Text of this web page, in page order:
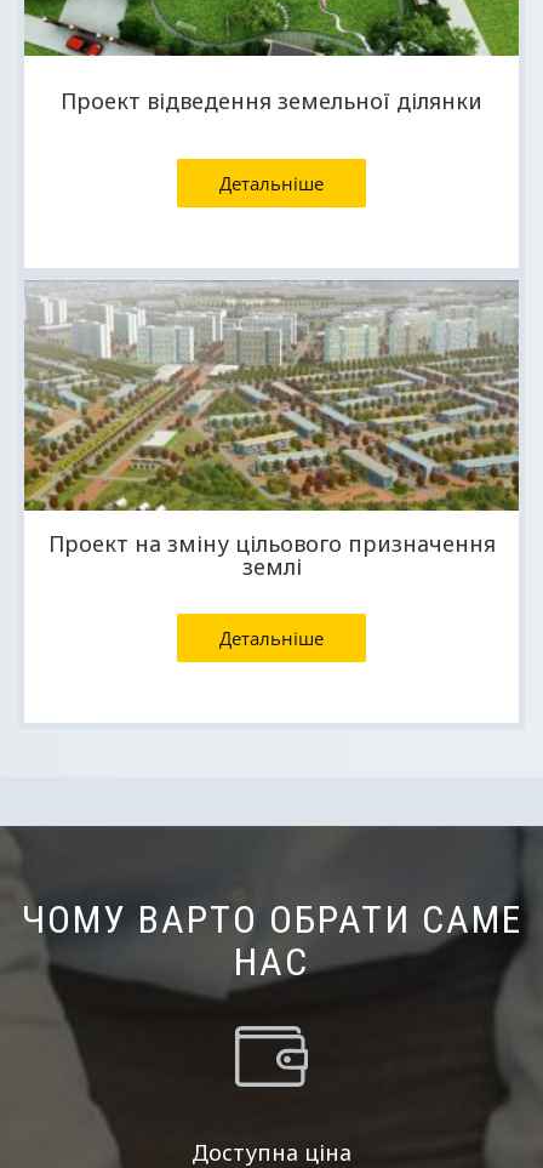
Проект відведення земельної ділянки
Детальніше
Проект на зміну цільового призначення
землі
Детальніше
ЧОМУ ВАРТО ОБРАТИ САМЕ
НАС
Доступна ціна